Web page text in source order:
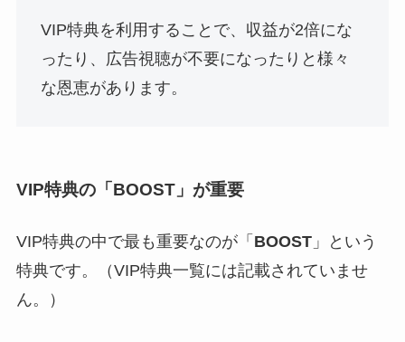
VIP特典を利用することで、収益が2倍にな
ったり、広告視聴が不要になったりと様々
な恩恵があります。
VIP特典の「BOOST」が重要
VIP特典の中で最も重要なのが「 BOOST」という
特典です。（VIP特典一覧には記載されていませ
ん。）